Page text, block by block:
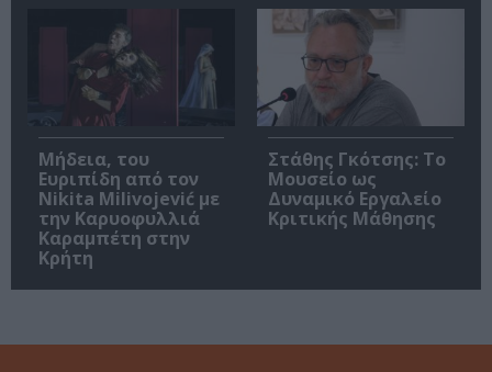
Μήδεια, του
Ευριπίδη από τον
Nikita Milivojević με
την Καρυοφυλλιά
Καραμπέτη στην
Κρήτη
Στάθης Γκότσης: Το
Μουσείο ως
Δυναμικό Εργαλείο
Κριτικής Μάθησης